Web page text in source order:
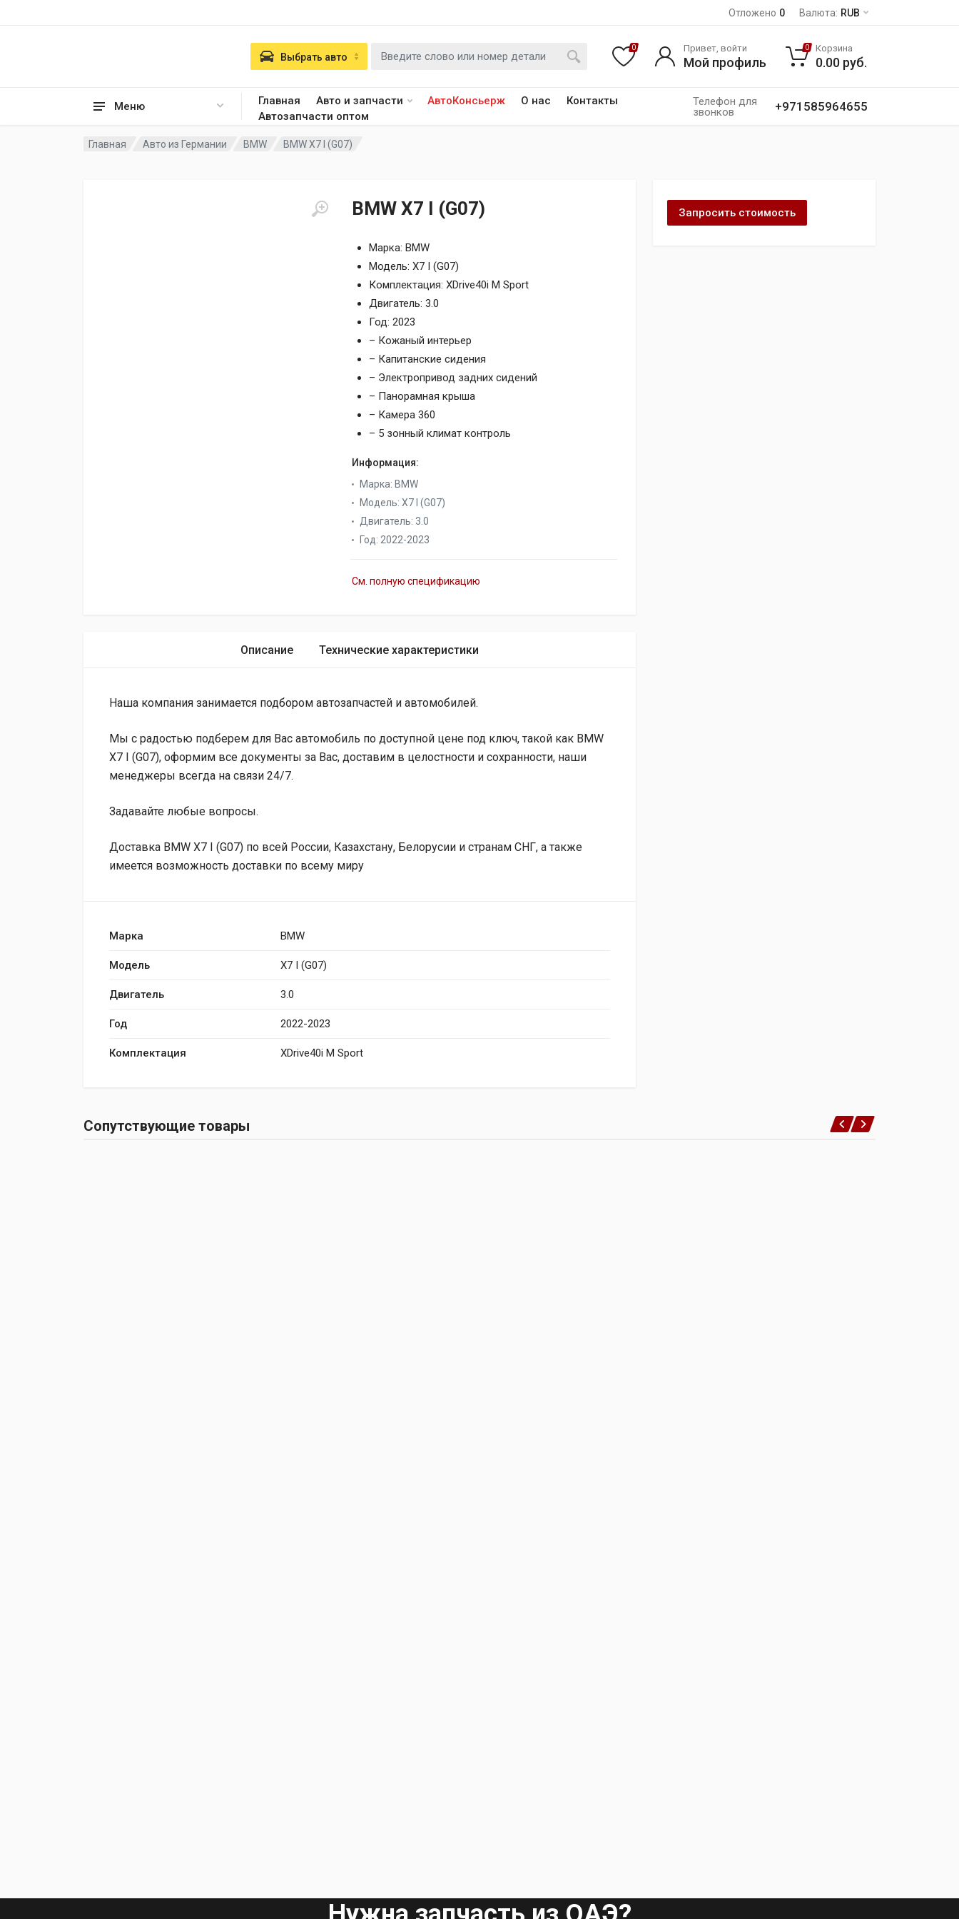
Отложено 0 Валюта: RUB
Меню Главная Авто и запчасти АвтоКонсьерж О нас
Контакты
Автозапчасти оптом
Телефон для
звонков
+971585964655
Выбрать авто
0 Привет, войти
Мой профиль
0 Корзина
0.00 руб.
Главная Авто из Германии BMW BMW X7 I (G07)
BMW X7 I (G07)
Марка: BMW
Модель: X7 I (G07)
Комплектация: XDrive40i M Sport
Двигатель: 3.0
Год: 2023
– Кожаный интерьер
– Капитанские сидения
– Электропривод задних сидений
– Панорамная крыша
– Камера 360
– 5 зонный климат контроль
Информация:
Марка: BMW
Модель: X7 I (G07)
Двигатель: 3.0
Год: 2022-2023
См. полную спецификацию
Запросить стоимость
Описание Технические характеристики
Наша компания занимается подбором автозапчастей и автомобилей.
Мы с радостью подберем для Вас автомобиль по доступной цене под ключ, такой как BMW
X7 I (G07), оформим все документы за Вас, доставим в целостности и сохранности, наши
менеджеры всегда на связи 24/7.
Задавайте любые вопросы.
Доставка BMW X7 I (G07) по всей России, Казахстану, Белорусии и странам СНГ, а также
имеется возможность доставки по всему миру
Марка BMW
Модель X7 I (G07)
Двигатель 3.0
Год 2022-2023
Комплектация XDrive40i M Sport
Сопутствующие товары